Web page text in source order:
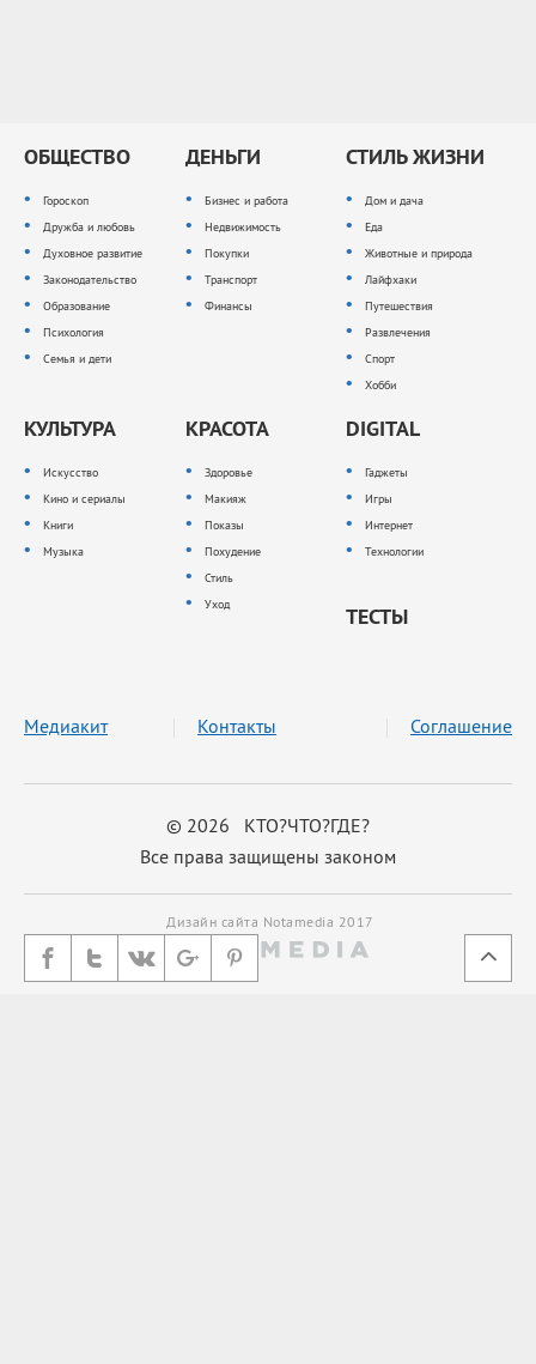
ОБЩЕСТВО
Гороскоп
Дружба и любовь
Духовное развитие
Законодательство
Образование
Психология
Семья и дети
ДЕНЬГИ
Бизнес и работа
Недвижимость
Покупки
Транспорт
Финансы
СТИЛЬ ЖИЗНИ
Дом и дача
Еда
Животные и природа
Лайфхаки
Путешествия
Развлечения
Спорт
Хобби
КУЛЬТУРА
Искусство
Кино и сериалы
Книги
Музыка
КРАСОТА
Здоровье
Макияж
Показы
Похудение
Стиль
Уход
DIGITAL
Гаджеты
Игры
Интернет
Технологии
ТЕСТЫ
© 2026 КТО?ЧТО?ГДЕ?
Все права защищены законом
Медиакит Контакты Соглашение
Дизайн сайта Notamedia 2017